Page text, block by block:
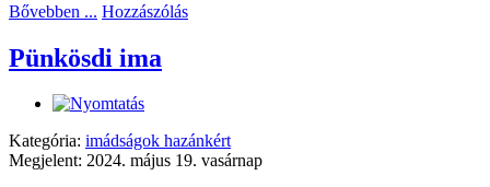
Bővebben ... Hozzászólás
Pünkösdi ima
Kategória: imádságok hazánkért
Megjelent: 2024. május 19. vasárnap